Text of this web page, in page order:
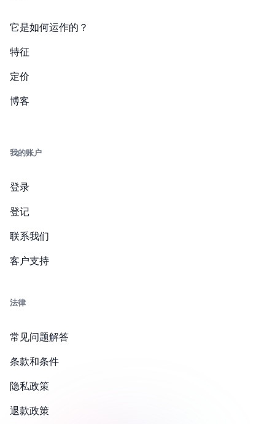
它是如何运作的？
特征
定价
博客
我的账户
登录
登记
联系我们
客户支持
法律
常见问题解答
条款和条件
隐私政策
退款政策